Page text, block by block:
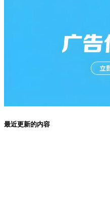
最近更新的内容